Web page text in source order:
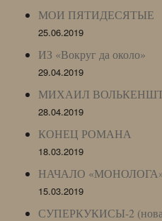
МОИ ПЯТИДЕСЯТЫЕ
25.06.2019
ИЗ «Вокруг да около»
29.04.2019
МИХАИЛ
28.04.2019
КОНЕЦ РОМАНА
18.03.2019
НАЧАЛО
15.03.2019
СУПЕРКУКИСЫ-2